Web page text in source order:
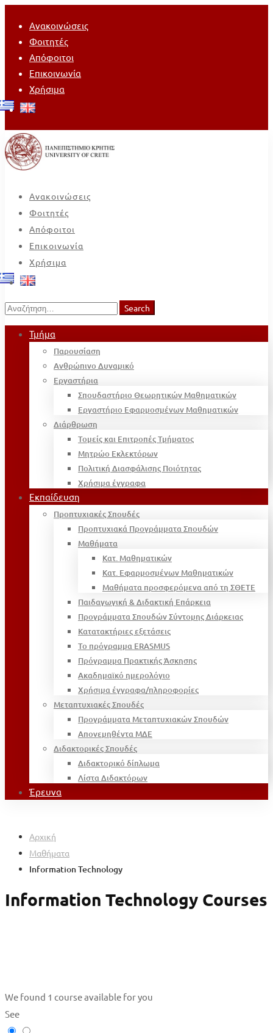
Ανακοινώσεις
Φοιτητές
Απόφοιτοι
Επικοινωνία
Χρήσιμα
Ανακοινώσεις
Φοιτητές
Απόφοιτοι
Επικοινωνία
Χρήσιμα
Search
for:
Search
Τμήμα
Παρουσίαση
Ανθρώπινο Δυναμικό
Εργαστήρια
Σπουδαστήριο Θεωρητικών Μαθηματικών
Εργαστήριο Εφαρμοσμένων Μαθηματικών
Διάρθρωση
Τομείς και Επιτροπές Τμήματος
Μητρώο Εκλεκτόρων
Πολιτική Διασφάλισης Ποιότητας
Χρήσιμα έγγραφα
Εκπαίδευση
Προπτυχιακές Σπουδές
Προπτυχιακά Προγράμματα Σπουδών
Μαθήματα
Κατ. Μαθηματικών
Κατ. Εφαρμοσμένων Μαθηματικών
Μαθήματα προσφερόμενα από τη ΣΘΕΤΕ
Παιδαγωγική & Διδακτική Επάρκεια
Προγράμματα Σπουδών Σύντομης Διάρκειας
Κατατακτήριες εξετάσεις
Το πρόγραμμα ERASMUS
Πρόγραμμα Πρακτικής Άσκησης
Ακαδημαϊκό ημερολόγιο
Χρήσιμα έγγραφα/πληροφορίες
Μεταπτυχιακές Σπουδές
Προγράμματα Μεταπτυχιακών Σπουδών
Απονεμηθέντα ΜΔΕ
Διδακτορικές Σπουδές
Διδακτορικό δίπλωμα
Λίστα Διδακτόρων
Έρευνα
Αρχική
Μαθήματα
Information Technology
Information Technology Courses
We found 1 course available for you
See